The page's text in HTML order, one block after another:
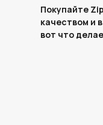
Покупайте
качеством и
вот что